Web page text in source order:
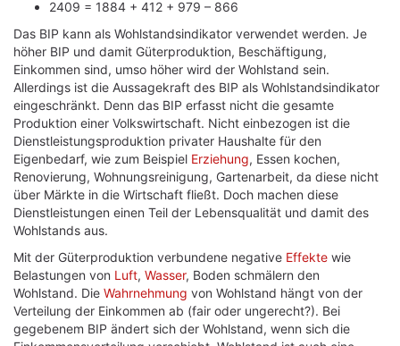
2409 = 1884 + 412 + 979 – 866
Das BIP kann als Wohlstandsindikator verwendet werden. Je
höher BIP und damit Güterproduktion, Beschäftigung,
Einkommen sind, umso höher wird der Wohlstand sein.
Allerdings ist die Aussagekraft des BIP als Wohlstandsindikator
eingeschränkt. Denn das BIP erfasst nicht die gesamte
Produktion einer Volkswirtschaft. Nicht einbezogen ist die
Dienstleistungsproduktion privater Haushalte für den
Eigenbedarf, wie zum Beispiel Erziehung, Essen kochen,
Renovierung, Wohnungsreinigung, Gartenarbeit, da diese nicht
über Märkte in die Wirtschaft fließt. Doch machen diese
Dienstleistungen einen Teil der Lebensqualität und damit des
Wohlstands aus.
Mit der Güterproduktion verbundene negative Effekte wie
Belastungen von Luft, Wasser, Boden schmälern den
Wohlstand. Die Wahrnehmung von Wohlstand hängt von der
Verteilung der Einkommen ab (fair oder ungerecht?). Bei
gegebenem BIP ändert sich der Wohlstand, wenn sich die